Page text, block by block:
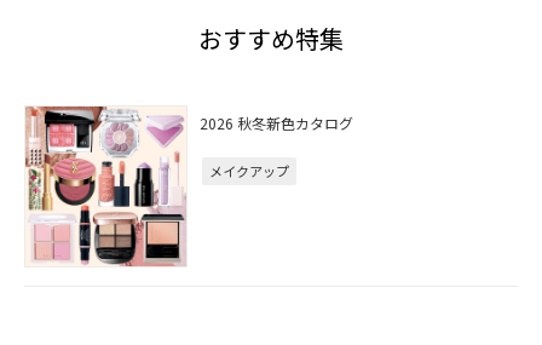
おすすめ特集
2026 秋冬新色カタログ
メイクアップ